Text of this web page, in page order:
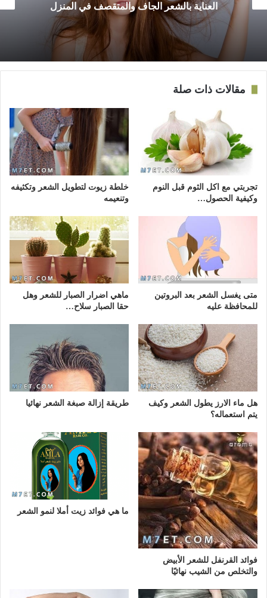
العناية بالشعر الجاف والمتقصف في المنزل
مقالات ذات صلة
تجربتي مع اكل الثوم قبل النوم
وكيفية الحصول…
خلطة زيوت لتطويل الشعر وتكثيفه
وتنعيمه
متى يغسل الشعر بعد البروتين
للمحافظة عليه
ماهي اضرار الصبار للشعر وهل
حقا الصبار سلاح…
هل ماء الارز يطول الشعر وكيف
يتم استعماله؟
طريقة إزالة صبغة الشعر نهائيا
فوائد القرنفل للشعر الأبيض
والتخلص من الشيب نهائيًا
ما هي فوائد زيت أملا لنمو الشعر